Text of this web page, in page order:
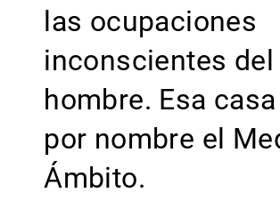
las ocupaciones
inconscientes del
hombre. Esa
por nombre el
Ámbito.